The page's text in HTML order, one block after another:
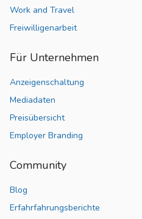
Work and Travel
Freiwilligenarbeit
Für Unternehmen
Anzeigenschaltung
Mediadaten
Preisübersicht
Employer Branding
Community
Blog
Erfahrfahrungsberichte